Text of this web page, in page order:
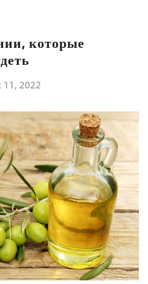
которые
11, 2022